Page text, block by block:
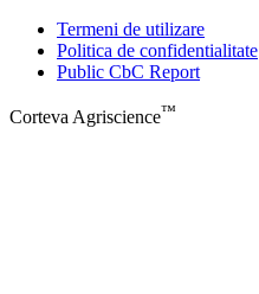
Termeni de utilizare
Politica de confidentialitate
Public CbC Report
Corteva Agriscience™